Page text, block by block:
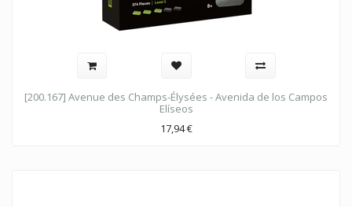
[200.167] Avenue des Champs-Élysées - Avenida de los Campos
Elíseos
17,94€